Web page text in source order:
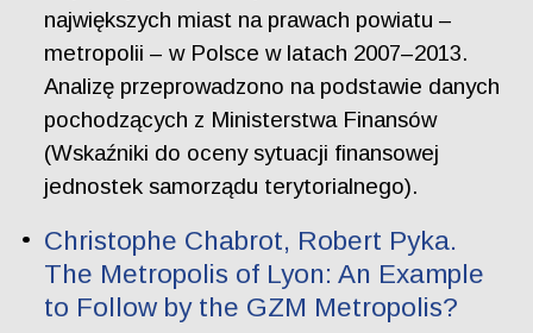
największych miast na prawach powiatu –
metropolii – w Polsce w latach 2007–2013.
Analizę przeprowadzono na podstawie danych
pochodzących z Ministerstwa Finansów
(Wskaźniki do oceny sytuacji finansowej
jednostek samorządu terytorialnego).
Christophe Chabrot, Robert Pyka.
The Metropolis of Lyon: An Example
to Follow by the GZM Metropolis?